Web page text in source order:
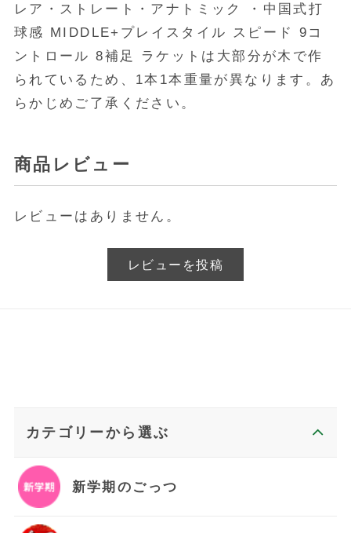
レア・ストレート・アナトミック ・中国式打
球感 MIDDLE+プレイスタイル スピード 9コ
ントロール 8補足 ラケットは大部分が木で作
られているため、1本1本重量が異なります。あ
らかじめご了承ください。
商品レビュー
レビューはありません。
レビューを投稿
カテゴリーから選ぶ
新学期のごっつ